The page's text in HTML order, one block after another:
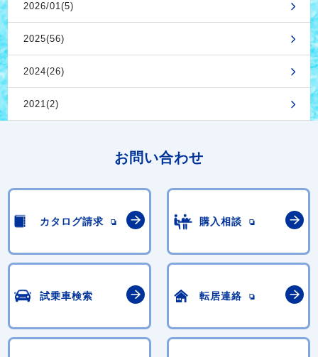
2026/01(5)
2025(56)
2024(26)
2021(2)
お問い合わせ
カタログ請求 購入相談
試乗車検索 転居連絡